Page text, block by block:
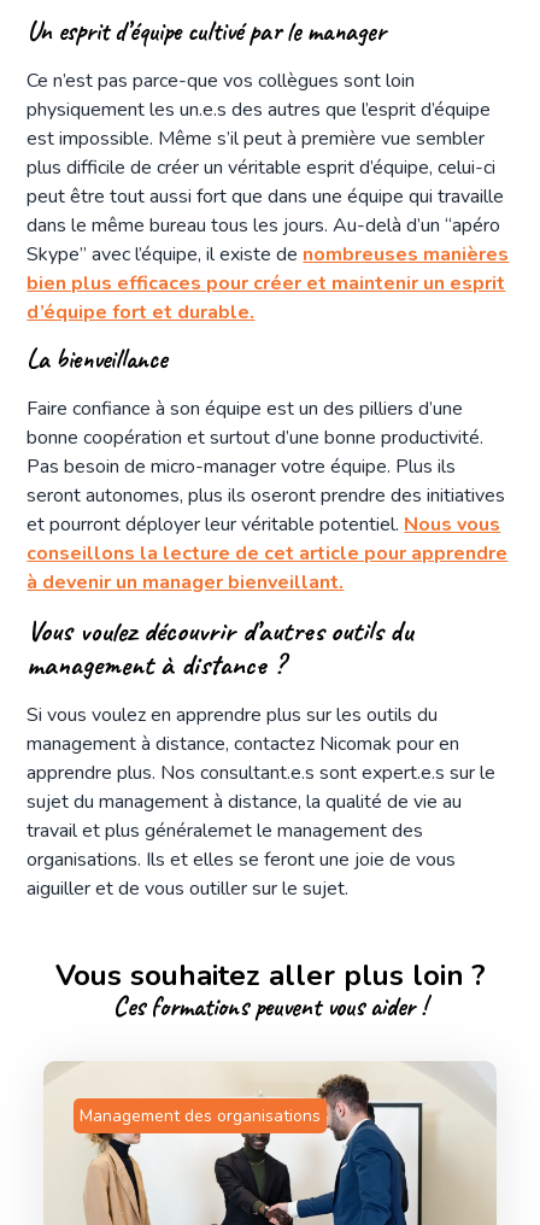
Un esprit d’équipe cultivé par le manager
Ce n’est pas parce-que vos collègues sont loin
physiquement les un.e.s des autres que l’esprit d’équipe
est impossible. Même s’il peut à première vue sembler
plus difficile de créer un véritable esprit d’équipe, celui-ci
peut être tout aussi fort que dans une équipe qui travaille
dans le même bureau tous les jours. Au-delà d’un “apéro
Skype” avec l’équipe, il existe de nombreuses manières
bien plus efficaces pour créer et maintenir un esprit
d’équipe fort et durable.
La bienveillance
Faire confiance à son équipe est un des pilliers d’une
bonne coopération et surtout d’une bonne productivité.
Pas besoin de micro-manager votre équipe. Plus ils
seront autonomes, plus ils oseront prendre des initiatives
et pourront déployer leur véritable potentiel. Nous vous
conseillons la lecture de cet article pour apprendre
à devenir un manager bienveillant.
Vous voulez découvrir d’autres outils du
management à distance ?
Si vous voulez en apprendre plus sur les outils du
management à distance, contactez Nicomak pour en
apprendre plus. Nos consultant.e.s sont expert.e.s sur le
sujet du management à distance, la qualité de vie au
travail et plus généralemet le management des
organisations. Ils et elles se feront une joie de vous
aiguiller et de vous outiller sur le sujet.
Vous souhaitez aller plus loin ?
Ces formations peuvent vous aider !
Management des organisations